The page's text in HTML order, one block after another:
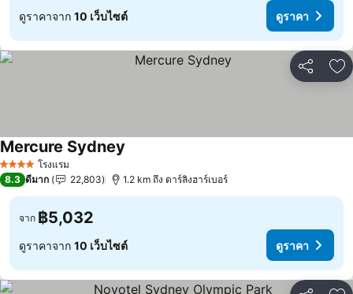
ดูราคาจาก 10 เว็บไซต์ ดูราคา
แชร์ เ
4 ดาว โรงแรม
Mercure Sydney
8.3 ดีมาก 22,803 1.2 km ถึง ดาร์ลิงฮาร์เบอร์
จาก ฿5,032
ดูราคาจาก 10 เว็บไซต์ ดูราคา